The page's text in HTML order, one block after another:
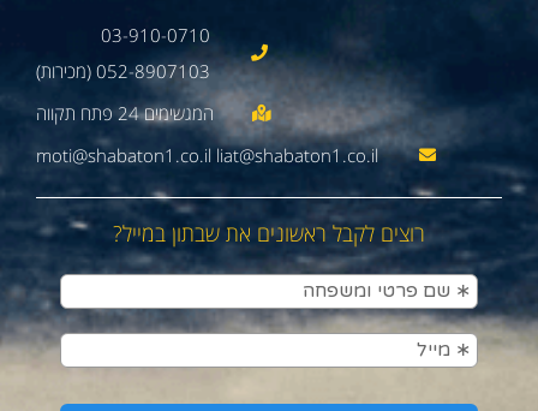
03-910-0710
052-8907103 (מכירות)
moti@shabaton1.co.il liat@shabaton1.co.il
רוצים לקבל ראשונים את שבתון במייל?